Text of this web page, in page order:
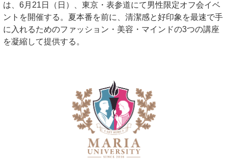
は、6月21日（日）、東京・表参道にて男性限定オフ会イベ
ントを開催する。夏本番を前に、清潔感と好印象を最速で手
に入れるためのファッション・美容・マインドの3つの講座
を凝縮して提供する。